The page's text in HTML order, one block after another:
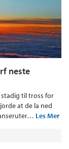
neste
stadig til tross for
at de la ned
Les Mer